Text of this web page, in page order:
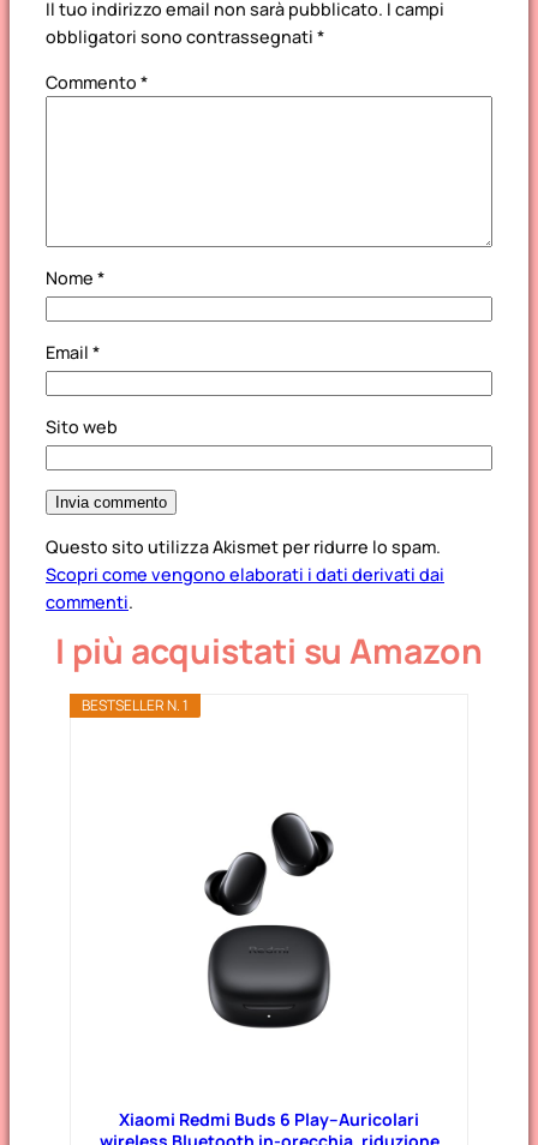
Il tuo indirizzo email non sarà pubblicato. I campi
obbligatori sono contrassegnati *
Commento *
Nome *
Email *
Sito web
Questo sito utilizza Akismet per ridurre lo spam.
Scopri come vengono elaborati i dati derivati dai
commenti.
I più acquistati su Amazon
BESTSELLER N. 1
Xiaomi Redmi Buds 6 Play–Auricolari